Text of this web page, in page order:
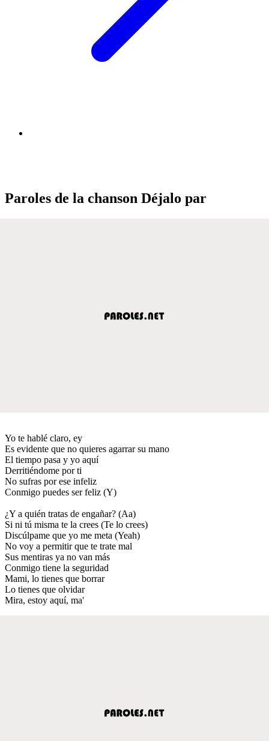
Paroles de la chanson Déjalo par
Yo te hablé claro, ey
Es evidente que no quieres agarrar su mano
El tiempo pasa y yo aquí
Derritiéndome por ti
No sufras por ese infeliz
Conmigo puedes ser feliz (Y)
¿Y a quién tratas de engañar? (Aa)
Si ni tú misma te la crees (Te lo crees)
Discúlpame que yo me meta (Yeah)
No voy a permitir que te trate mal
Sus mentiras ya no van más
Conmigo tiene la seguridad
Mami, lo tienes que borrar
Lo tienes que olvidar
Mira, estoy aquí, ma'